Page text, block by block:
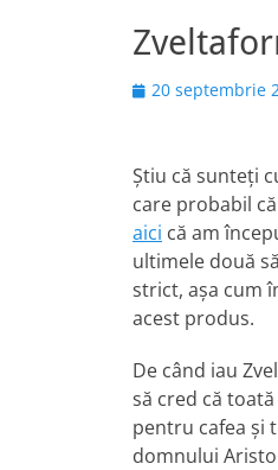
Posted
20 septembrie
Ştiu că sunteţi
care probabil
aici că am
ultimele două
strict, aşa cum
acest produs.
De când iau
să cred că
pentru cafea şi
domnului